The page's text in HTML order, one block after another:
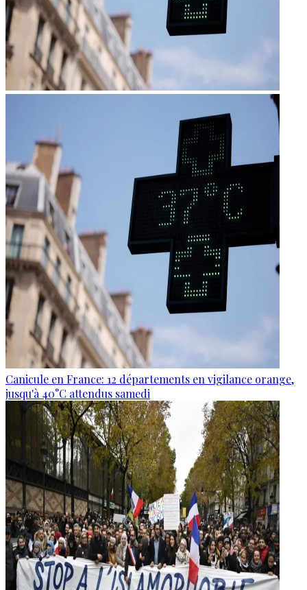
Canicule en France: 12 départements en vigilance orange,
jusqu'à 40°C attendus samedi